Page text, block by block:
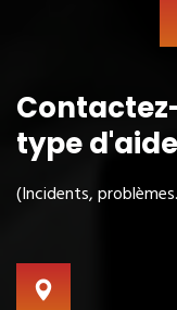
type
(Incidents,